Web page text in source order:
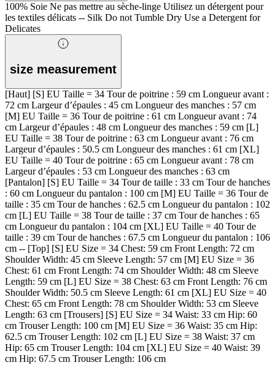
100% Soie Ne pas mettre au sèche-linge Utilisez un détergent pour
les textiles délicats -- Silk Do not Tumble Dry Use a Detergent for
Delicates
size measurement
[Haut] [S] EU Taille = 34 Tour de poitrine : 59 cm Longueur avant :
72 cm Largeur d’épaules : 45 cm Longueur des manches : 57 cm
[M] EU Taille = 36 Tour de poitrine : 61 cm Longueur avant : 74
cm Largeur d’épaules : 48 cm Longueur des manches : 59 cm [L]
EU Taille = 38 Tour de poitrine : 63 cm Longueur avant : 76 cm
Largeur d’épaules : 50.5 cm Longueur des manches : 61 cm [XL]
EU Taille = 40 Tour de poitrine : 65 cm Longueur avant : 78 cm
Largeur d’épaules : 53 cm Longueur des manches : 63 cm
[Pantalon] [S] EU Taille = 34 Tour de taille : 33 cm Tour de hanches
: 60 cm Longueur du pantalon : 100 cm [M] EU Taille = 36 Tour de
taille : 35 cm Tour de hanches : 62.5 cm Longueur du pantalon : 102
cm [L] EU Taille = 38 Tour de taille : 37 cm Tour de hanches : 65
cm Longueur du pantalon : 104 cm [XL] EU Taille = 40 Tour de
taille : 39 cm Tour de hanches : 67.5 cm Longueur du pantalon : 106
cm -- [Top] [S] EU Size = 34 Chest: 59 cm Front Length: 72 cm
Shoulder Width: 45 cm Sleeve Length: 57 cm [M] EU Size = 36
Chest: 61 cm Front Length: 74 cm Shoulder Width: 48 cm Sleeve
Length: 59 cm [L] EU Size = 38 Chest: 63 cm Front Length: 76 cm
Shoulder Width: 50.5 cm Sleeve Length: 61 cm [XL] EU Size = 40
Chest: 65 cm Front Length: 78 cm Shoulder Width: 53 cm Sleeve
Length: 63 cm [Trousers] [S] EU Size = 34 Waist: 33 cm Hip: 60
cm Trouser Length: 100 cm [M] EU Size = 36 Waist: 35 cm Hip:
62.5 cm Trouser Length: 102 cm [L] EU Size = 38 Waist: 37 cm
Hip: 65 cm Trouser Length: 104 cm [XL] EU Size = 40 Waist: 39
cm Hip: 67.5 cm Trouser Length: 106 cm